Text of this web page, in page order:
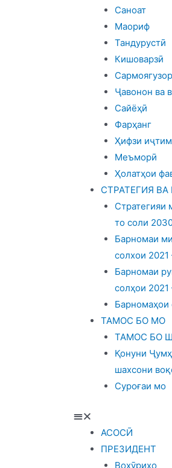
Саноат
Маориф
Тандурустӣ
Кишоварзӣ
Ҷавонон ва
Сайёҳӣ
Фарҳанг
Ҳифзи
Меъморӣ
Ҳолатҳои
СТРАТЕГИЯ
Стратегияи
то соли
Барномаи
солхои
Барномаи
солҳои
Барномаҳои
ТАМОС БО МО
ТАМОС БО
Қонуни
шахсони
Суроғаи мо
АСОСӢ
ПРЕЗИДЕНТ
Вохӯриҳо